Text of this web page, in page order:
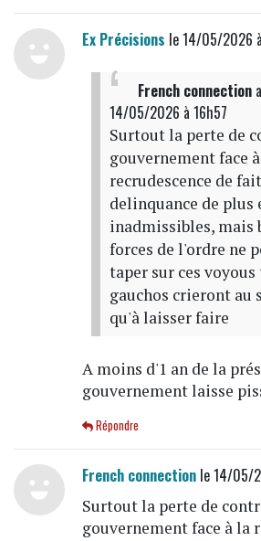
Ex Précisions le 14/05/2026
French connection
14/05/2026 à 16h57
Surtout la perte de
gouvernement face
recrudescence de
delinquance de plus
inadmissibles, mais
forces de l'ordre ne
taper sur ces
gauchos crieront au
qu'à laisser faire
A moins d'1 an de la
gouvernement laisse
Répondre
French connectionle 14/05/
Surtout la perte de
gouvernement face à la